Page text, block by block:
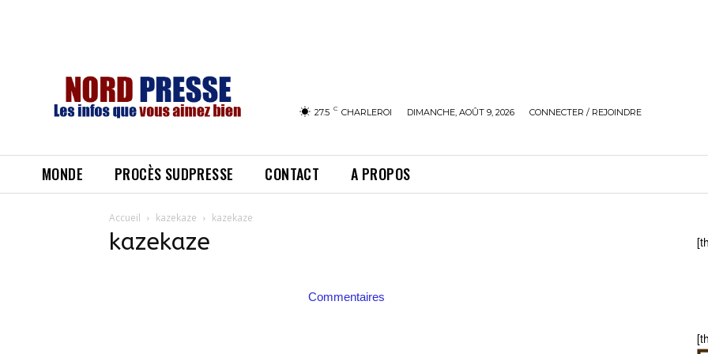
27.5 C CHARLEROI DIMANCHE, AOÛT 9, 2026 CONNECTER / REJOINDRE
MONDE PROCÈS SUDPRESSE CONTACT A PROPOS
Accueil kazekaze kazekaze
kazekaze
Commentaires